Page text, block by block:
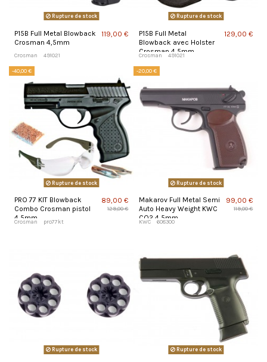
Rupture de stock
P15B Full Metal Blowback
Crosman 4,5mm
Crosman 491021
119,00 €
Rupture de stock
P15B Full Metal
Blowback avec Holster
Crosman 4,5mm
Crosman 491021
129,00 €
-40,00 €
Rupture de stock
PRO 77 KIT Blowback
Combo Crosman pistol
4,5mm
Crosman pro77kt
89,00 €
129,00 €
-20,00 €
Rupture de stock
Makarov Full Metal Semi
Auto Heavy Weight KWC
CO2 4,5mm
KWC 608300
99,00 €
119,00 €
Rupture de stock Rupture de stock